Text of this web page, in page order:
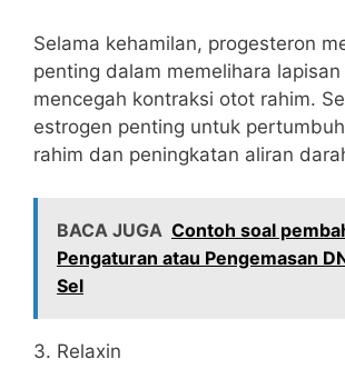
Selama kehamilan, progesteron
penting dalam memelihara
mencegah kontraksi otot rahim.
estrogen penting untuk
rahim dan peningkatan aliran
BACA JUGA Contoh soal
Pengaturan atau Pengemasan
Sel
3. Relaxin